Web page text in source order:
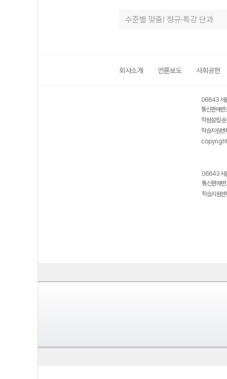
수준별 맞춤! 정규·특강 단과
회사소개 언론보도 사회공헌
06643 서
통신판매
학원설립·
학습지원
06643 서
통신판매
학습지원